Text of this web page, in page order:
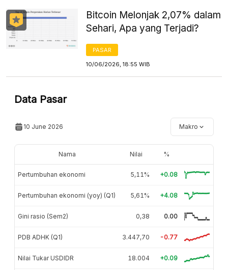
Bitcoin Melonjak 2,07% dalam
Sehari, Apa yang Terjadi?
PASAR
10/06/2026, 18:55 WIB
Data Pasar
10 June 2026 Makro
Nama Nilai %
Pertumbuhan ekonomi 5,11% +0.08
Pertumbuhan ekonomi (yoy) (Q1) 5,61% +4.08
Gini rasio (Sem2) 0,38 0.00
PDB ADHK (Q1) 3.447,70 -0.77
Nilai Tukar USDIDR 18.004 +0.09